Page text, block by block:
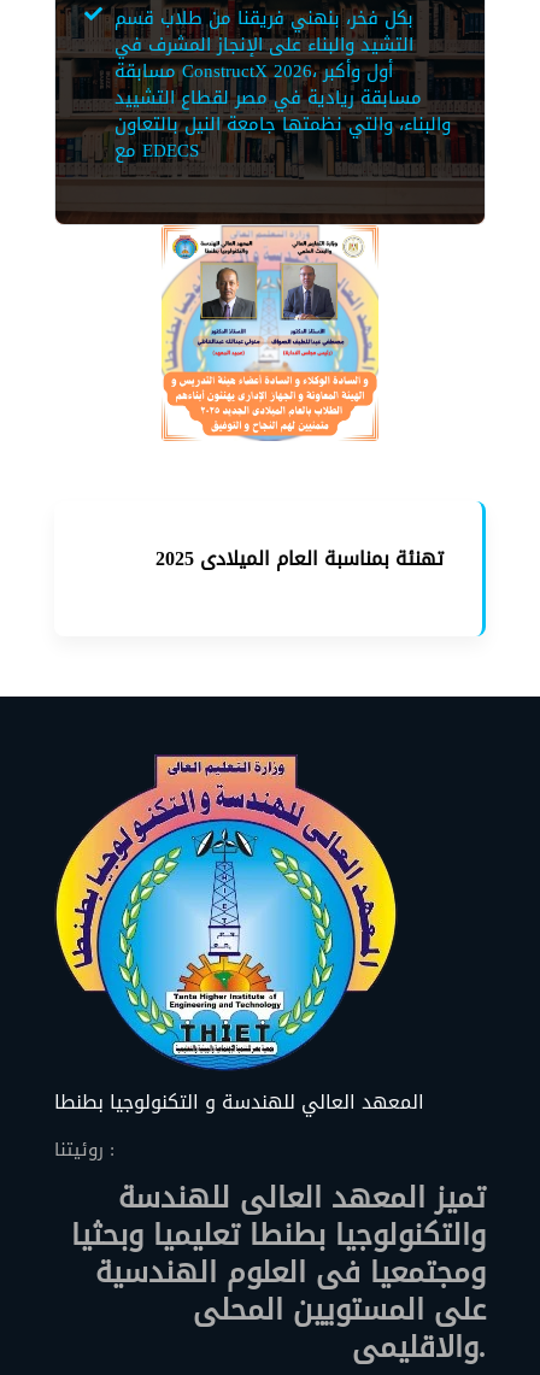
بكل فخر، بنهني فريقنا من طلاب قسم
التشيد والبناء على الإنجاز المشرف في
مسابقة ConstructX 2026، أول وأكبر
مسابقة ريادية في مصر لقطاع التشييد
والبناء، والتي نظمتها جامعة النيل بالتعاون
مع EDECS
تهنئة بمناسبة العام الميلادى 2025
المعهد العالي للهندسة و التكنولوجيا بطنطا
روئيتنا :
والتكنولوجيا بطنطا تعليميا وبحثيا
ومجتمعيا فى العلوم الهندسية
على المستويين المحلى
والاقليمى.